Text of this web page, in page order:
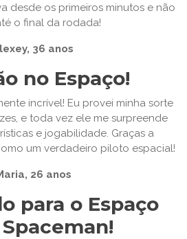
desde os primeiros minutos e não
o final da rodada!
36 anos
no Espaço!
incrível! Eu provei minha sorte
e toda vez ele me surpreende
e jogabilidade. Graças a
um verdadeiro piloto espacial!
26 anos
para o Espaço